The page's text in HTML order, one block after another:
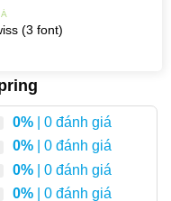
(3 font)
0% | 0 đánh giá
0% | 0 đánh giá
0% | 0 đánh giá
0% | 0 đánh giá